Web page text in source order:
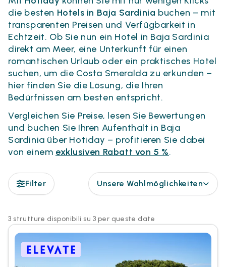
die besten Hotels in Baja Sardinia buchen – mit
transparenten Preisen und Verfügbarkeit in
Echtzeit. Ob Sie nun ein Hotel in Baja Sardinia
direkt am Meer, eine Unterkunft für einen
romantischen Urlaub oder ein praktisches Hotel
suchen, um die Costa Smeralda zu erkunden –
hier finden Sie die Lösung, die Ihren
Bedürfnissen am besten entspricht.
Vergleichen Sie Preise, lesen Sie Bewertungen
und buchen Sie Ihren Aufenthalt in Baja
Sardinia über Hotiday – profitieren Sie dabei
von einem exklusiven Rabatt von 5 %.
Filter Unsere Wahlmöglichkeiten
3 strutture disponibili su 3 per queste date